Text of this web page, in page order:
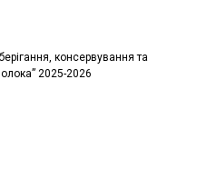
консервування та
2025-2026